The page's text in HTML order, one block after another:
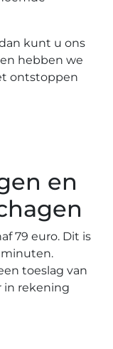
kunt u ons
hebben we
ontstoppen
en
79 euro. Dit is
minuten.
toeslag van
in rekening